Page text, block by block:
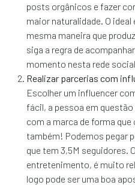
posts orgânicos e fazer
maior naturalidade. O
mesma maneira que
siga a regra de
momento nesta rede
Realizar parcerias com
Escolher um influencer
fácil, a pessoa em
com a marca de forma
também! Podemos pegar
que tem 3,5M seguidores.
entretenimento, é muito
logo pode ser uma boa